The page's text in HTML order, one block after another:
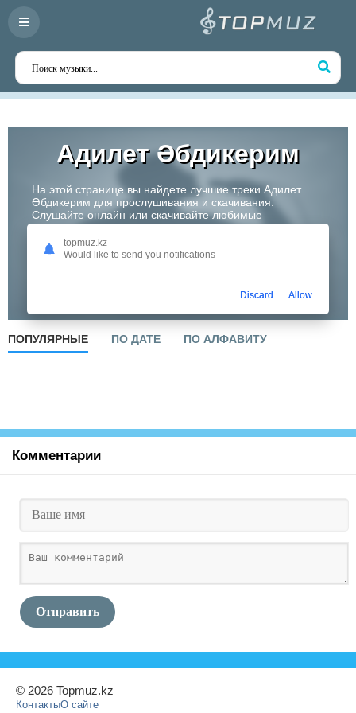
Адилет Əбдикерим
На этой странице вы найдете лучшие треки Адилет
Əбдикерим для прослушивания и скачивания.
Слушайте онлайн или скачивайте любимые
композиции в высоком качестве. Откройте для себя
творчество одного из самых перспективных артистов
Казахстана!
ПОПУЛЯРНЫЕ ПО ДАТЕ ПО АЛФАВИТУ
Комментарии
Отправить
© 2026 Topmuz.kz
КонтактыО сайте
topmuz.kz
Would like to send you notifications
Discard Allow